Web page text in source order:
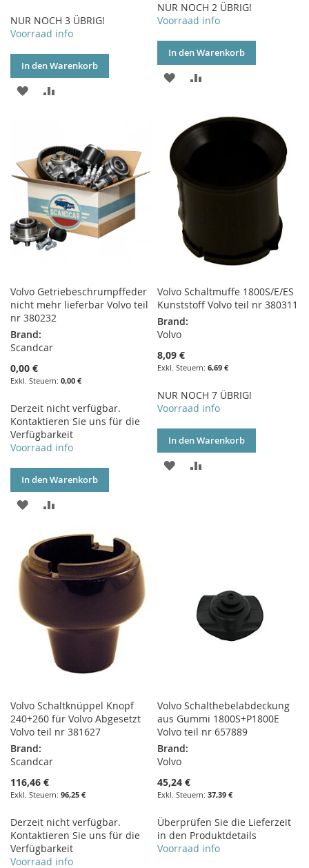
NUR NOCH 3 ÜBRIG!
Voorraad info
In den Warenkorb
ZUR
NUR NOCH 2 ÜBRIG!
Voorraad info
In den Warenkorb
ZUR
HINZUFÜGEN
HINZUFÜGEN
Volvo Getriebeschrumpffeder
nicht mehr lieferbar Volvo teil
nr 380232
Brand:
Scandcar
0,00 €
0,00 €
Derzeit nicht verfügbar.
Kontaktieren Sie uns für die
Verfügbarkeit
Voorraad info
In den Warenkorb
ZUR
HINZUFÜGEN
HINZUFÜGEN
Volvo Schaltmuffe 1800S/E/ES
Kunststoff Volvo teil nr 380311
Brand:
Volvo
8,09 €
6,69 €
NUR NOCH 7 ÜBRIG!
Voorraad info
In den Warenkorb
ZUR
Volvo Schaltknüppel Knopf
240+260 für Volvo Abgesetzt
Volvo teil nr 381627
Brand:
Scandcar
116,46 €
96,25 €
Derzeit nicht verfügbar.
Kontaktieren Sie uns für die
Verfügbarkeit
Voorraad info
Volvo Schalthebelabdeckung
aus Gummi 1800S+P1800E
Volvo teil nr 657889
Brand:
Volvo
45,24 €
37,39 €
Überprüfen Sie die Lieferzeit
in den Produktdetails
Voorraad info